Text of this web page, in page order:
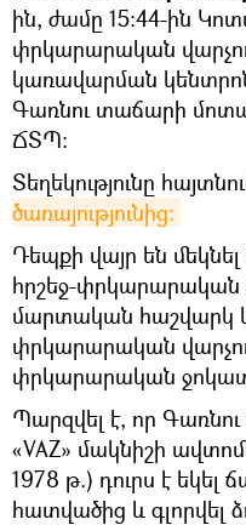
ին, ժամը 15։44-ին
փրկարարական
կառավարման
Գառնու տաճարի
ՃՏՊ:
Տեղեկությունը
ծառայությունից։
Դեպքի վայր են
հրշեջ-փրկարարական
մարտական հաշվարկ
փրկարարական
փրկարարական
Պարզվել է, որ
«VAZ» մակնիշի
1978 թ.) դուրս է եկել
հատվածից և գլորվել